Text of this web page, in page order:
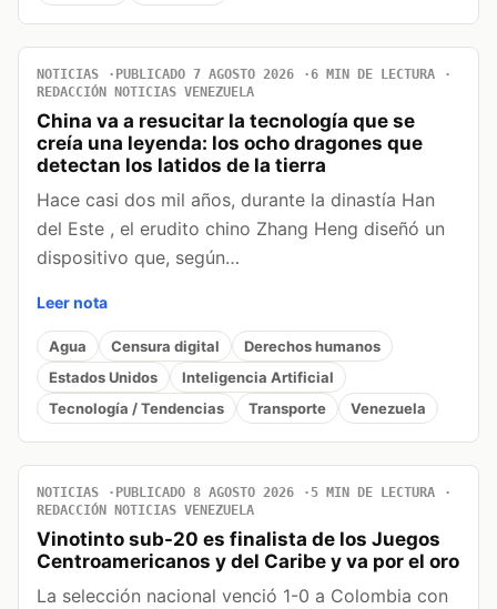
NOTICIAS PUBLICADO 7 AGOSTO 2026
6 MIN DE LECTURA
REDACCIÓN NOTICIAS VENEZUELA
China va a resucitar la tecnología que se
creía una leyenda: los ocho dragones que
detectan los latidos de la tierra
Hace casi dos mil años, durante la dinastía Han
del Este , el erudito chino Zhang Heng diseñó un
dispositivo que, según…
Leer nota
Agua Censura digital
Derechos humanos
Estados Unidos
Inteligencia Artificial
Tecnología / Tendencias
Transporte Venezuela
NOTICIAS PUBLICADO 8 AGOSTO 2026
5 MIN DE LECTURA
REDACCIÓN NOTICIAS VENEZUELA
Vinotinto sub-20 es finalista de los Juegos
Centroamericanos y del Caribe y va por el oro
La selección nacional venció 1-0 a Colombia con